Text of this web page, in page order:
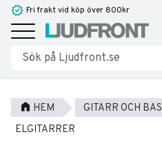
Meny
Fri frakt vid köp över 800kr
HEM GITARR OCH BAS
ELGITARRER